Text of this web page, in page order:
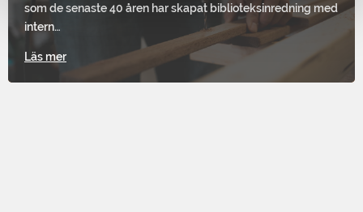
som de senaste 40 åren har skapat biblioteksinredning med
intern…
Läs mer